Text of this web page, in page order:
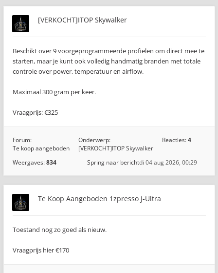
[VERKOCHT]ITOP Skywalker
Beschikt over 9 voorgeprogrammeerde profielen om direct mee te
starten, maar je kunt ook volledig handmatig branden met totale
controle over power, temperatuur en airflow.
Maximaal 300 gram per keer.
Vraagprijs: €325
Forum:
Te koop aangeboden
Onderwerp:
[VERKOCHT]ITOP Skywalker
Reacties:4
Weergaves:834 di 04 aug 2026, 00:29
Spring naar bericht
Te Koop Aangeboden 1zpresso J-Ultra
Toestand nog zo goed als nieuw.
Vraagprijs hier €170